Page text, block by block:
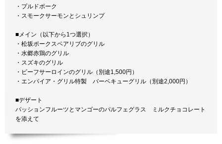
・プルドポーク
・スモークサーモンとシュリンプ
■メイン（以下から1つ選択）
・松坂ポークスペアリブのグリル
・水郷赤鶏のグリル
・スズキのグリル
・ビーフサーロインのグリル（別途1,500円）
・エンパイア・グリル特製 バーベキューグリル（別途2,000円）
■デザート
パッションフルーツとマンゴーのパルフェグラス ミルクチョコレート
を添えて